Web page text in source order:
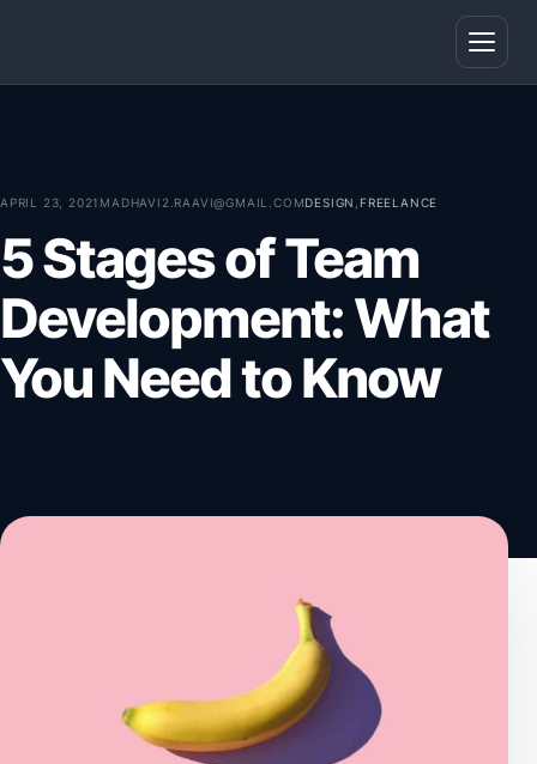
Open
APRIL 23, 2021 MADHAVI2.RAAVI@GMAIL.COMDESIGN FREELANCE
5 Stages of Team
Development: What
You Need to Know